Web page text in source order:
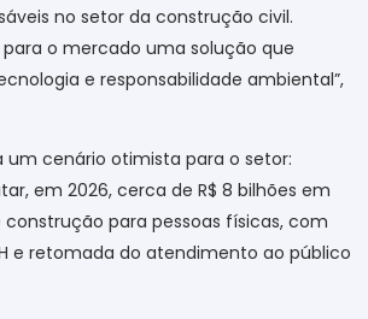
no setor da construção civil.
para o mercado uma solução que
e responsabilidade ambiental”,
um cenário otimista para o setor:
em 2026, cerca de R$ 8 bilhões em
para pessoas físicas, com
e retomada do atendimento ao público